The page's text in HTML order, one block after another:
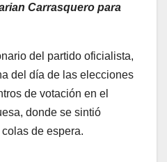
Carrasquero para
del partido oficialista,
del día de las elecciones
de votación en el
donde se sintió
de espera.